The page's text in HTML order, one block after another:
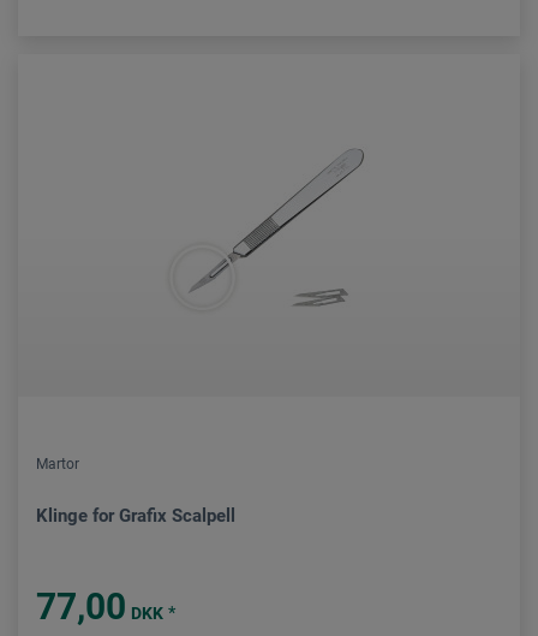
Martor
Klinge for Grafix Scalpell
77,00 DKK *